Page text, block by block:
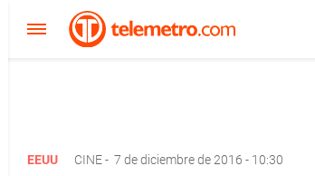
EEUU CINE- 7 de diciembre de 2016 - 10:30